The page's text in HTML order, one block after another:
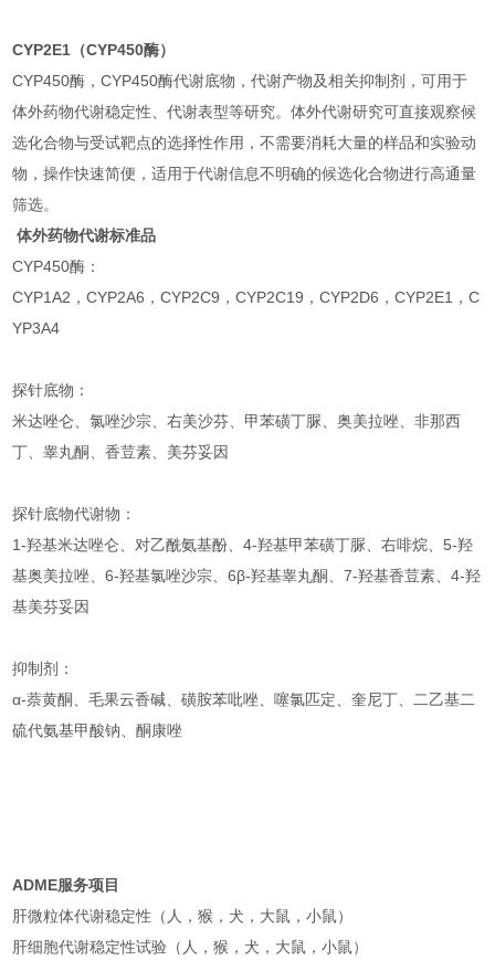
CYP2E1（CYP450酶）
CYP450酶，CYP450酶代谢底物，代谢产物及相关抑制剂，可用于
体外药物代谢稳定性、代谢表型等研究。体外代谢研究可直接观察候
选化合物与受试靶点的选择性作用，不需要消耗大量的样品和实验动
物，操作快速简便，适用于代谢信息不明确的候选化合物进行高通量
筛选。
体外药物代谢标准品
CYP450酶：
CYP1A2，CYP2A6，CYP2C9，CYP2C19，CYP2D6，CYP2E1，C
YP3A4
探针底物：
米达唑仑、氯唑沙宗、右美沙芬、甲苯磺丁脲、奥美拉唑、非那西
丁、睾丸酮、香荳素、美芬妥因
探针底物代谢物：
1-羟基米达唑仑、对乙酰氨基酚、4-羟基甲苯磺丁脲、右啡烷、5-羟
基奥美拉唑、6-羟基氯唑沙宗、6β-羟基睾丸酮、7-羟基香荳素、4-羟
基美芬妥因
抑制剂：
α-萘黄酮、毛果云香碱、磺胺苯吡唑、噻氯匹定、奎尼丁、二乙基二
硫代氨基甲酸钠、酮康唑
ADME服务项目
肝微粒体代谢稳定性（人，猴，犬，大鼠，小鼠）
肝细胞代谢稳定性试验（人，猴，犬，大鼠，小鼠）